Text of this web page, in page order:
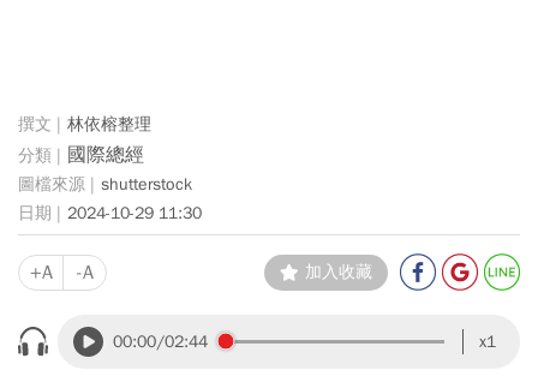
林依榕整理
國際總經
shutterstock
2024-10-29 11:30
+A -A 加入收藏
00:00/02:44 x1